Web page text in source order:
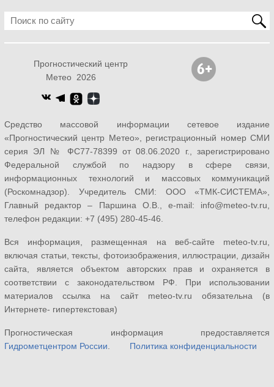
Прогностический центр
Метео 2026
Средство массовой информации сетевое издание
«Прогностический центр Метео», регистрационный номер СМИ
серия ЭЛ № ФС77-78399 от 08.06.2020 г., зарегистрировано
Федеральной службой по надзору в сфере связи,
информационных технологий и массовых коммуникаций
(Роскомнадзор). Учредитель СМИ: ООО «ТМК-СИСТЕМА»,
Главный редактор – Паршина О.В., e-mail: info@meteo-tv.ru,
телефон редакции: +7 (495) 280-45-46.
Вся информация, размещенная на веб-сайте meteo-tv.ru,
включая статьи, тексты, фотоизображения, иллюстрации, дизайн
сайта, является объектом авторских прав и охраняется в
соответствии с законодательством РФ. При использовании
материалов ссылка на сайт meteo-tv.ru обязательна (в
Интернете- гипертекстовая)
Прогностическая информация предоставляется
Гидрометцентром России
Политика конфиденциальности